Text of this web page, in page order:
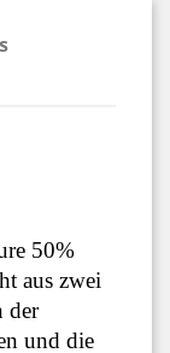
50%
aus zwei
der
und die